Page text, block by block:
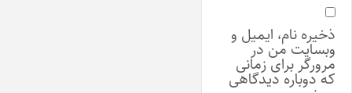
ذخیره نام، ایمیل و
وبسایت من در
مرورگر برای زمانی
که دوباره دیدگاهی